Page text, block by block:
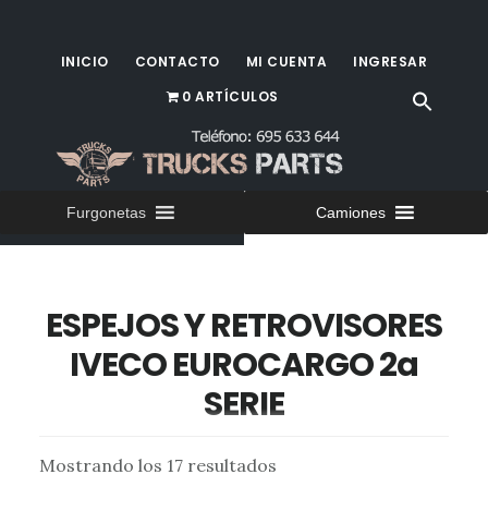
INICIO CONTACTO MI CUENTA
INGRESAR
0 ARTÍCULOS
Furgonetas Camiones
ESPEJOS Y RETROVISORES
IVECO EUROCARGO 2a
SERIE
Mostrando los 17 resultados